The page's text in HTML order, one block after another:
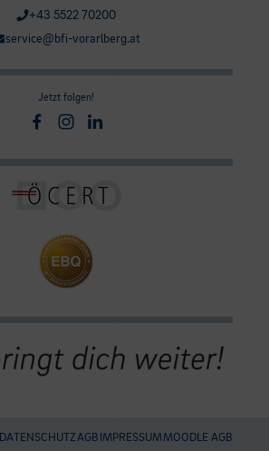
+43 5522 70200
service@bfi-vorarlberg.at
Jetzt folgen!
Facebook
Instagram
Linkedin
DATENSCHUTZAGB IMPRESSUMMOODLE AGB